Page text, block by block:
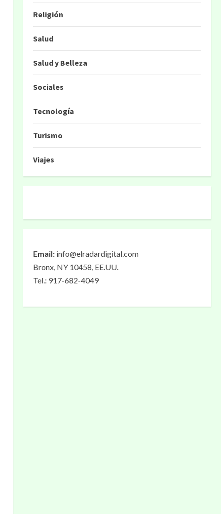
Religión
Salud
Salud y Belleza
Sociales
Tecnología
Turismo
Viajes
Email: info@elradardigital.com
Bronx, NY 10458, EE.UU.
Tel.: 917-682-4049